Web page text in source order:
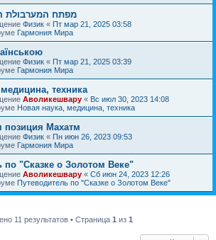
מפתח המערבולת
Физик « Пт мар 21, 2025 03:58
Гармония Мира
Физик « Пт мар 21, 2025 03:39
Гармония Мира
техника
Аволикешвару « Вс июл 30, 2023 14:08
Новая наука, медицина, техника
позиция Махатм
Физик « Пн июн 26, 2023 09:53
Гармония Мира
по "Сказке о Золотом Веке"
Аволикешвару « Сб июн 24, 2023 12:26
Путеводитель по "Сказке о Золотом Веке"
11 результатов • Страница 1 из 1